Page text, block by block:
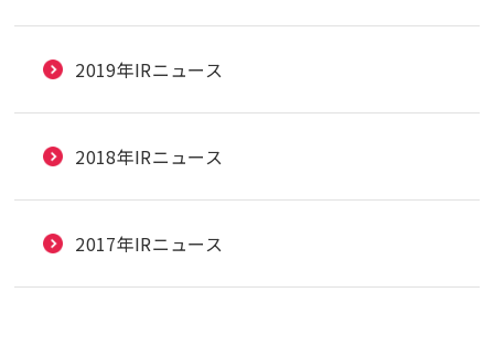
2019年IRニュース
2018年IRニュース
2017年IRニュース